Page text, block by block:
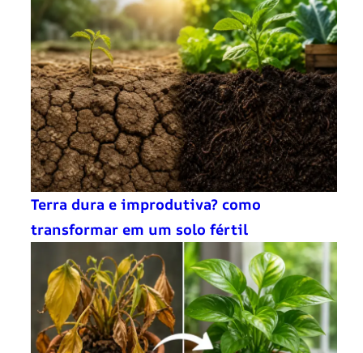
Terra dura e improdutiva? como
transformar em um solo fértil